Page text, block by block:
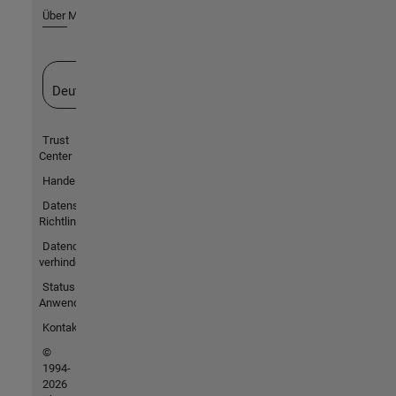
Über MathWorks
Deutschland
Trust
Center
Handelsmarken
Datenschutz-
Richtlinien
Datendiebstahl
verhindern
Status von
Anwendungen
Kontakt
©
1994-
2026